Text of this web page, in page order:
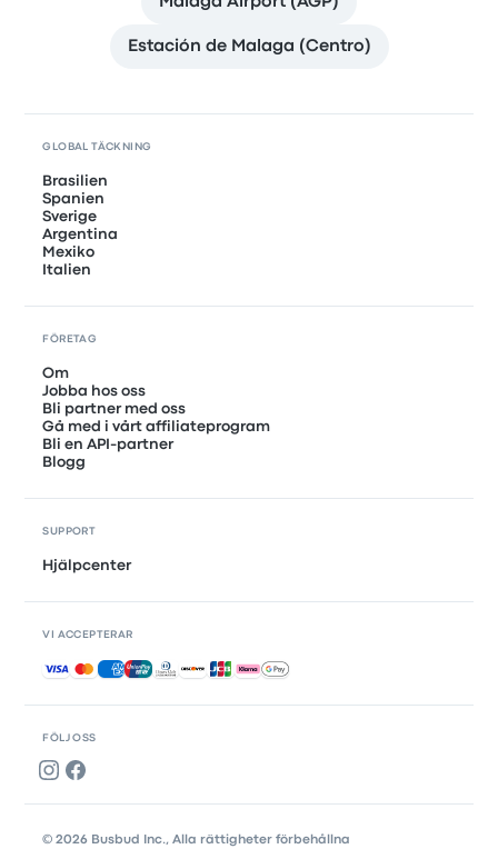
Estación de Malaga (Centro)
FÖLJ OSS
GLOBAL TÄCKNING
Brasilien
Spanien
Sverige
Argentina
Mexiko
Italien
FÖRETAG
Om
Jobba hos oss
Bli partner med oss
Gå med i vårt affiliateprogram
Bli en API-partner
Blogg
SUPPORT
Hjälpcenter
VI ACCEPTERAR
Accepterade betalningar
© 2026 Busbud Inc., Alla rättigheter förbehållna